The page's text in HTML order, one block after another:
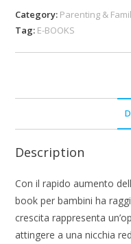
Category: Parenting &
Tag: E-BOOKS
Description
Con il rapido aumento
book per bambini ha
crescita rappresenta
attingere a una nicchia